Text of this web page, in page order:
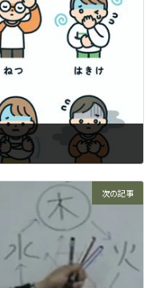
次の記事